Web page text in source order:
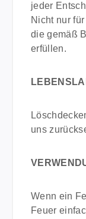
jeder
Nicht nur
die gemäß
erfüllen.
uns
Wenn ein
Feuer